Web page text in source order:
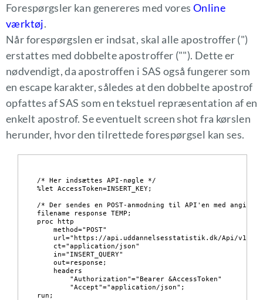
Forespørgsler kan genereres med vores Online
værktøj.
Når forespørgslen er indsat, skal alle apostroffer (")
erstattes med dobbelte apostroffer (""). Dette er
nødvendigt, da apostroffen i SAS også fungerer som
en escape karakter, således at den dobbelte apostrof
opfattes af SAS som en tekstuel repræsentation af en
enkelt apostrof. Se eventuelt screen shot fra kørslen
herunder, hvor den tilrettede forespørgsel kan ses.
/* Her indsættes API-nøgle */
%let AccessToken=INSERT_KEY;
/* Der sendes en POST-anmodning til API'en med
filename response TEMP;
proc http
    method="POST"
url="https://api.uddannelsesstatistik.dk/Api/v1/
    ct="application/json"
    in="INSERT_QUERY"
    out=response;
    headers
        "Authorization"="Bearer &AccessToken"
        "Accept"="application/json";
run;